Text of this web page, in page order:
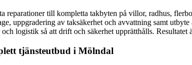
reparationer till kompletta takbyten på villor, radhus,
uppgradering av taksäkerhet och avvattning samt
logistik så att drift och säkerhet upprätthålls.
tjänsteutbud i Mölndal